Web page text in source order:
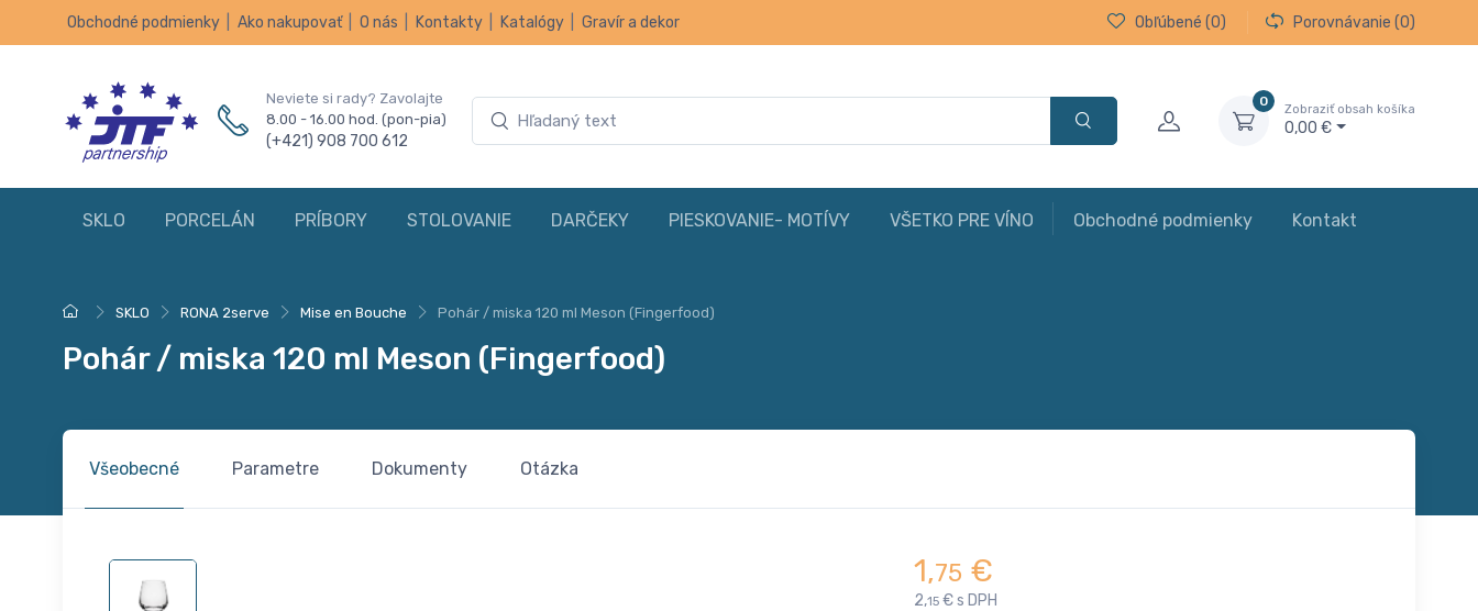
Obchodné podmienky Ako nakupovať O nás Kontakty Katalógy Gravír a dekor Obľúbené (0) Porovnávanie (0)
Neviete si rady? Zavolajte
8.00 - 16.00 hod. (pon-pia)
(+421) 908 700 612
0
Zobraziť obsah košíka
0,00 €
SKLO PORCELÁN PRÍBORY STOLOVANIE DARČEKY PIESKOVANIE- MOTÍVY VŠETKO PRE VÍNO Obchodné podmienky Kontakt
SKLO RONA 2serve Mise en Bouche Pohár / miska 120 ml Meson (Fingerfood)
Pohár / miska 120 ml Meson (Fingerfood)
Všeobecné Parametre Dokumenty Otázka
1,75 €
2,15 € s DPH